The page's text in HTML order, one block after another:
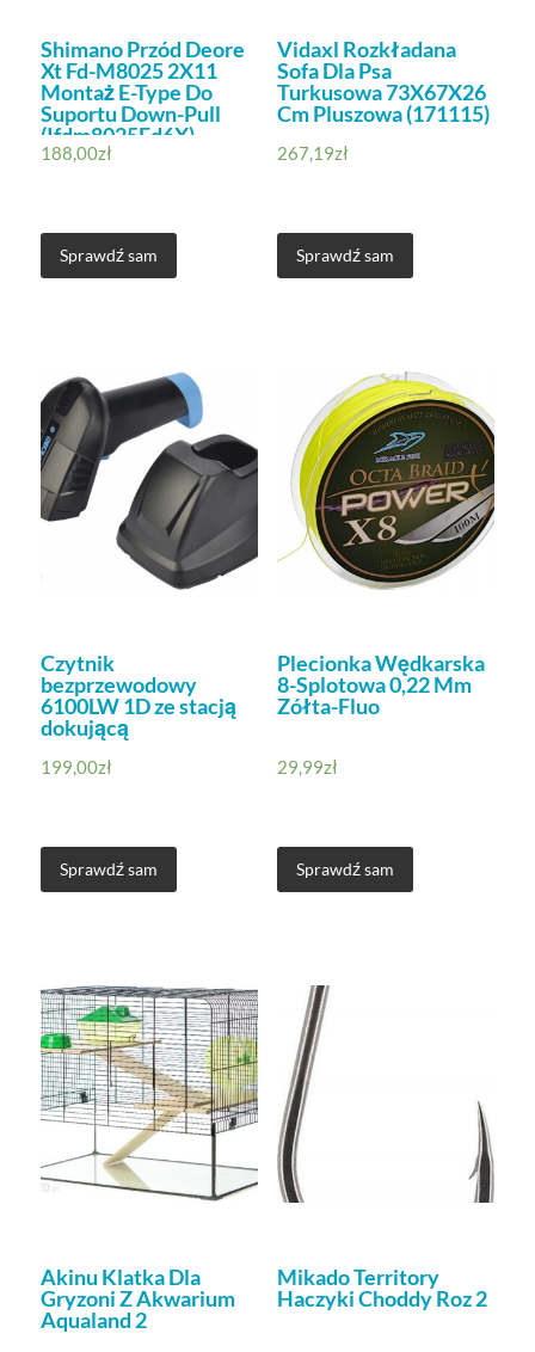
Shimano Przód Deore
Xt Fd-M8025 2X11
Montaż E-Type Do
Suportu Down-Pull
(Ifdm8025Ed6X)
188,00zł
Sprawdź sam
Vidaxl Rozkładana
Sofa Dla Psa
Turkusowa 73X67X26
Cm Pluszowa (171115)
267,19zł
Sprawdź sam
Czytnik
bezprzewodowy
6100LW 1D ze stacją
dokującą
199,00zł
Sprawdź sam
Plecionka Wędkarska
8-Splotowa 0,22 Mm
Zółta-Fluo
29,99zł
Sprawdź sam
Akinu Klatka Dla
Gryzoni Z Akwarium
Aqualand 2
Mikado Territory
Haczyki Choddy Roz 2